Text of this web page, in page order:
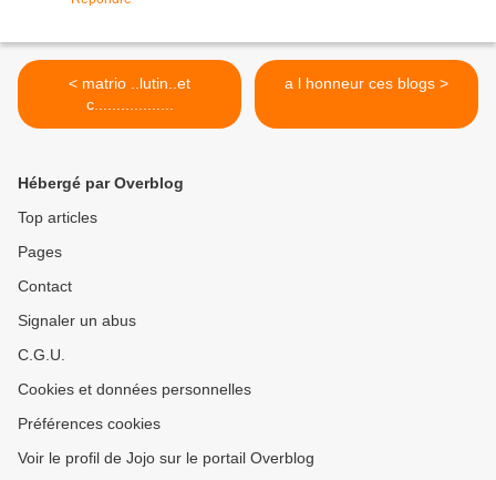
< matrio ..lutin..et
c..................
a l honneur ces blogs >
Hébergé par Overblog
Top articles
Pages
Contact
Signaler un abus
C.G.U.
Cookies et données personnelles
Préférences cookies
Voir le profil de Jojo sur le portail Overblog